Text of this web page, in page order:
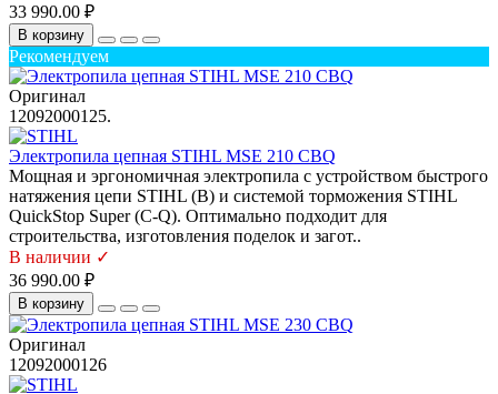
33 990.00 ₽
В корзину
Рекомендуем
Оригинал
12092000125.
Электропила цепная STIHL MSE 210 CBQ
Мощная и эргономичная электропила с устройством быстрого
натяжения цепи STIHL (B) и системой торможения STIHL
QuickStop Super (C-Q). Оптимально подходит для
строительства, изготовления поделок и загот..
В наличии ✓
36 990.00 ₽
В корзину
Оригинал
12092000126